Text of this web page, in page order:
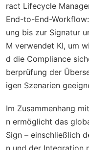
ract Lifecycle
End-to-End-
ung bis zur Signatur
M verwendet KI, um
d die Compliance
berprüfung der
igen Szenarien
Im Zusammenhang
n ermöglicht das
Sign – einschließlich
n und der Integration